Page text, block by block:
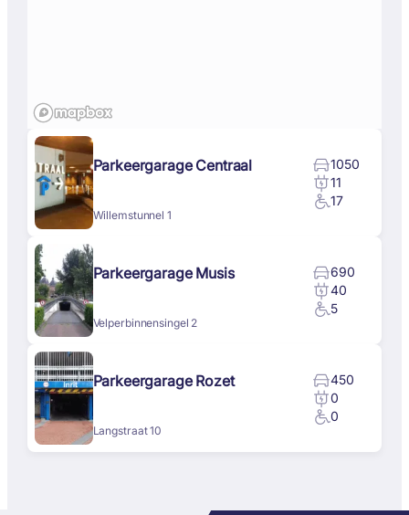
Parkeergarage Centraal
Willemstunnel 1
1050
11
17
Parkeergarage Musis
Velperbinnensingel 2
690
40
5
Parkeergarage Rozet
Langstraat 10
450
0
0